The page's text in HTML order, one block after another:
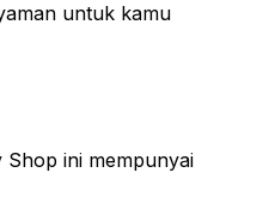
untuk kamu
ini mempunyai